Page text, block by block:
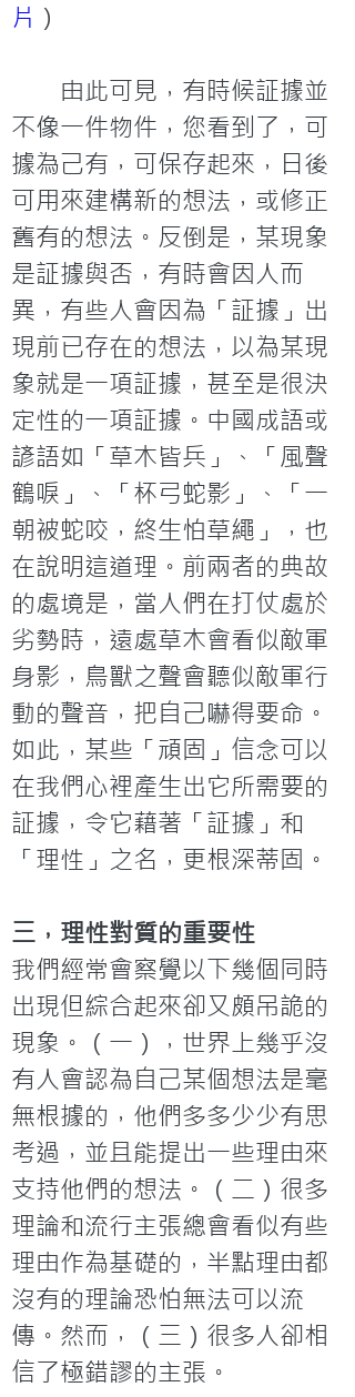
片 ）
由此可見，有時候証據並
不像一件物件，您看到了，可
據為己有，可保存起來，日後
可用來建構新的想法，或修正
舊有的想法。反倒是，某現象
是証據與否，有時會因人而
異，有些人會因為「証據」出
現前已存在的想法，以為某現
象就是一項証據，甚至是很決
定性的一項証據。中國成語或
諺語如「草木皆兵」、「風聲
鶴唳」、「杯弓蛇影」、「一
朝被蛇咬，終生怕草繩」，也
在說明這道理。前兩者的典故
的處境是，當人們在打仗處於
劣勢時，遠處草木會看似敵軍
身影，鳥獸之聲會聽似敵軍行
動的聲音，把自己嚇得要命。
如此，某些「頑固」信念可以
在我們心裡產生出它所需要的
証據，令它藉著「証據」和
「理性」之名，更根深蒂固。
三，理性對質的重要性
我們經常會察覺以下幾個同時
出現但綜合起來卻又頗吊詭的
現象。（一），世界上幾乎沒
有人會認為自己某個想法是毫
無根據的，他們多多少少有思
考過，並且能提出一些理由來
支持他們的想法。（二）很多
理論和流行主張總會看似有些
理由作為基礎的，半點理由都
沒有的理論恐怕無法可以流
傳。然而，（三）很多人卻相
信了極錯謬的主張。